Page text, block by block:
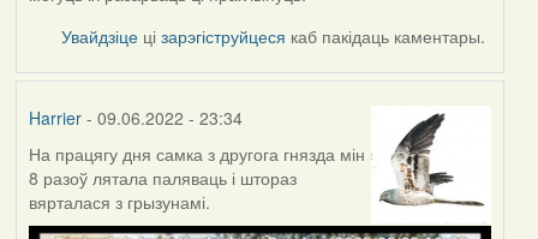
Увайдзіце цізарэгіструйцеся каб пакідаць каментары.
Harrier- 09.06.2022 - 23:34
На працягу дня самка з другога гнязда мін
8 разоў лятала паляваць і штораз
вярталася з грызунамі.